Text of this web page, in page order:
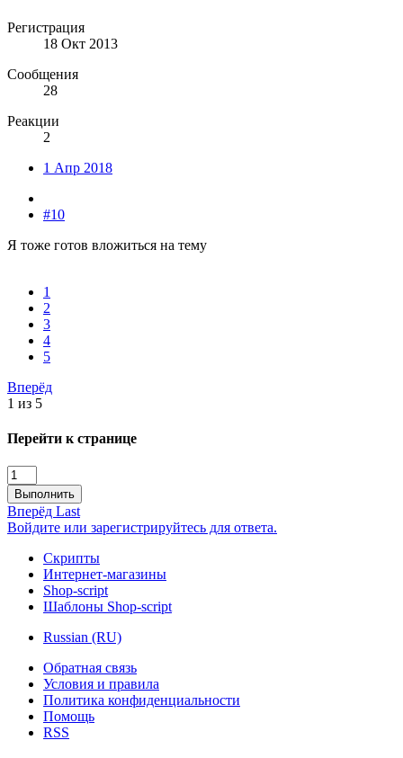
Регистрация
18 Окт 2013
Сообщения
28
Реакции
2
1 Апр 2018
#10
Я тоже готов вложиться на тему
1
2
3
4
5
Вперёд
1 из 5
Перейти к странице
Выполнить
Вперёд Last
Войдите или зарегистрируйтесь для ответа.
Скрипты
Интернет-магазины
Shop-script
Шаблоны Shop-script
Russian (RU)
Обратная связь
Условия и правила
Политика конфиденциальности
Помощь
RSS